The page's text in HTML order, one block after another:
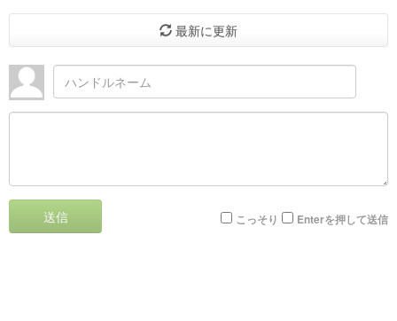
最新に更新
送信 こっそり Enterを押して送信